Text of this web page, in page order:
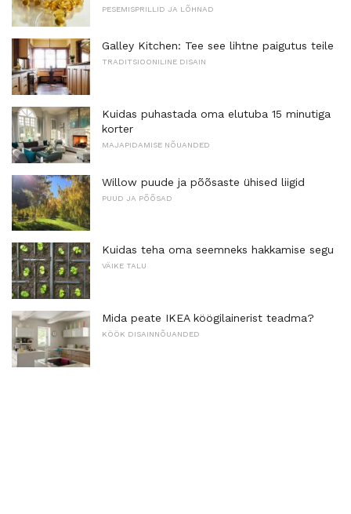
PESEMISPRILLID JA LÕHNAD
Galley Kitchen: Tee see lihtne paigutus teile
TRADITSIOONILINE DISAIN
Kuidas puhastada oma elutuba 15 minutiga
korter
MAJAPIDAMISE NÕUANDED
Willow puude ja põõsaste ühised liigid
PUUD JA PÕÕSAD
Kuidas teha oma seemneks hakkamise segu
VÄIKE TALU
Mida peate IKEA köögilainerist teadma?
KÖÖK DISAINNÕUANDED